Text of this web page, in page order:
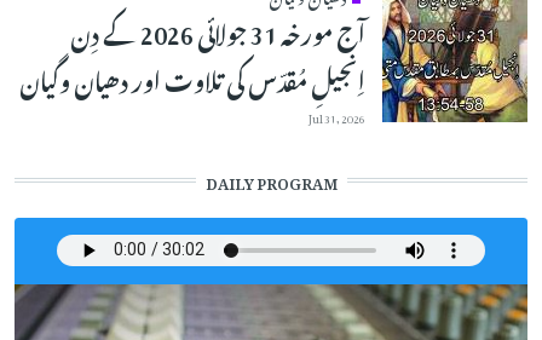
آج مورخہ 31 جولائی 2026 کے دِن
اِنجیلِ مُقدّس کی تلاوت اور دھیان وگیان
Jul 31, 2026
DAILY PROGRAM